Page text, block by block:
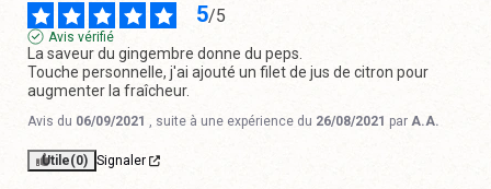
5/5
Avis vérifié
La saveur du gingembre donne du peps.
Touche personnelle, j'ai ajouté un filet de jus de citron pour
augmenter la fraîcheur.
Avis du 06/09/2021 , suite à une expérience du 26/08/2021 par A.A.
Utile(0) Signaler